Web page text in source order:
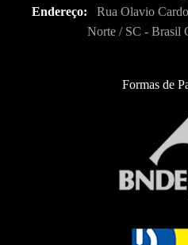
Endereço:
Rua Olavio
Norte / SC - Brasil
Formas de